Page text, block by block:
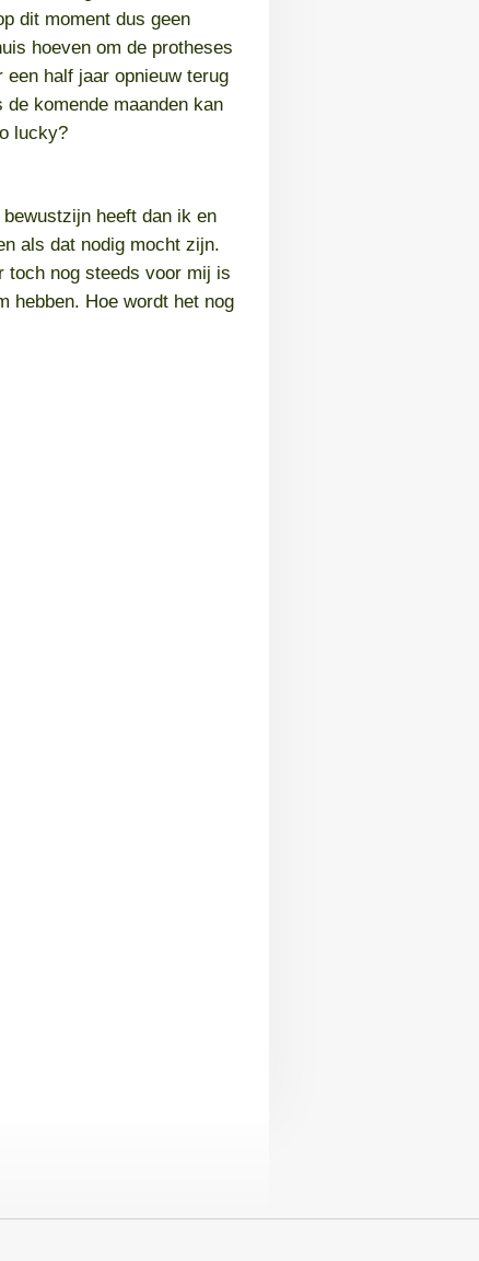
dit moment dus geen
hoeven om de protheses
half jaar opnieuw terug
komende maanden kan
lucky?
heeft dan ik en
als dat nodig mocht zijn.
toch nog steeds voor mij is
hebben. Hoe wordt het nog